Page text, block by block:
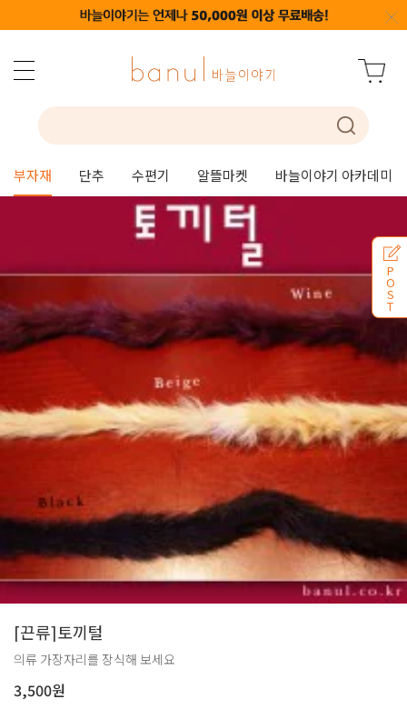
부자재 단추 수편기 알뜰마켓 바늘이야기 아카데미
P
O
S
T
[끈류]토끼털
의류 가장자리를 장식해 보세요
3,500원